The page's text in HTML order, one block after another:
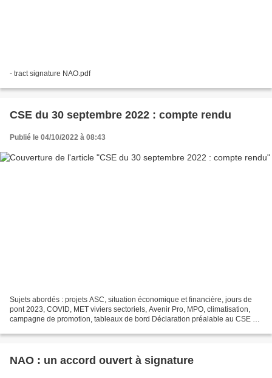
- tract signature NAO.pdf
CSE du 30 septembre 2022 : compte rendu
Publié le 04/10/2022 à 08:43
Sujets abordés : projets ASC, situation économique et financière, jours de
pont 2023, COVID, MET viviers sectoriels, Avenir Pro, MPO, climatisation,
campagne de promotion, tableaux de bord Déclaration préalable au CSE de
NAO : un accord ouvert à signature